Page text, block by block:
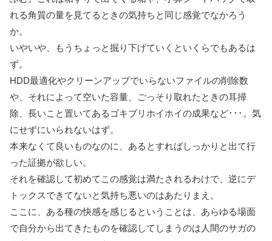
れる角質の量を見てるときの気持ちと同じ感覚でなかろう
か。
いやいや、もうちょっと掘り下げていくといくらでもあるは
ず。
HDD最適化やクリーンアップでいらないファイルの削除数
や、それによって空いた容量、ごっそり取れたときの耳掃
除、長いこと置いてあるゴキブリホイホイの成果など･･･。気
にせずにいられないはず。
本来なくて良いものなのに、あるとすればしっかりと出て行
った証拠が欲しい。
それを確認して初めてこの感覚は満たされるわけで、逆にデ
トックスできてないと気持ち悪いのはあたりまえ。
ここに、ある種の快感を感じるということは、あらゆる場面
で自分から出てきたものを確認してしまうのは人間のサガの